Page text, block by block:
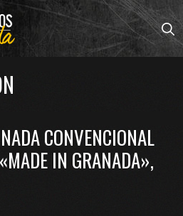
CONVENCIONAL
IN GRANADA»,